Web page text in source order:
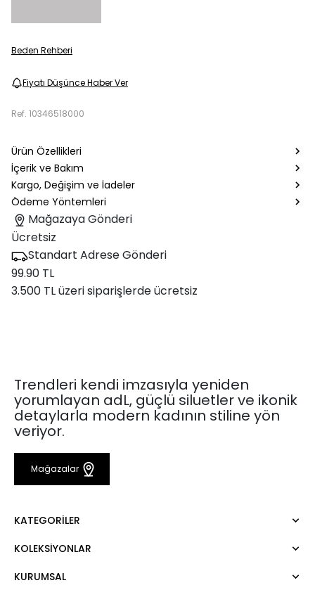
Beden Rehberi
Fiyatı Düşünce Haber Ver
Ref. 10346518000
Ürün Özellikleri
İçerik ve Bakım
Kargo, Değişim ve İadeler
Ödeme Yöntemleri
Mağazaya Gönderi
Ücretsiz
Standart Adrese Gönderi
99.90 TL
3.500 TL üzeri siparişlerde ücretsiz
Trendleri kendi imzasıyla yeniden
yorumlayan adL, güçlü siluetler ve ikonik
detaylarla modern kadının stiline yön
veriyor.
Mağazalar
KATEGORILER
Elbise
KOLEKSIYONLAR
Mert Aslan
KURUMSAL